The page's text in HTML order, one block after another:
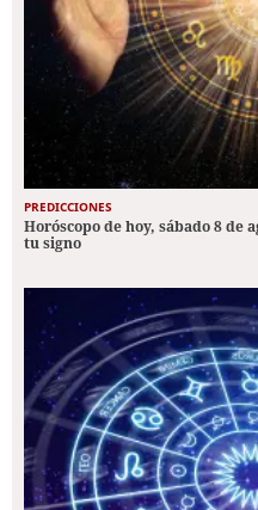
PREDICCIONES
Horóscopo de hoy, sábado 8 de
tu signo